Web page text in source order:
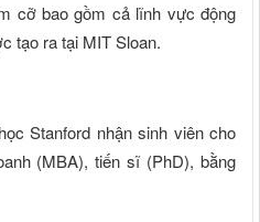
cỡ bao gồm cả lĩnh vực động
tạo ra tại MIT Sloan.
Stanford nhận sinh viên cho
(MBA), tiến sĩ (PhD), bằng